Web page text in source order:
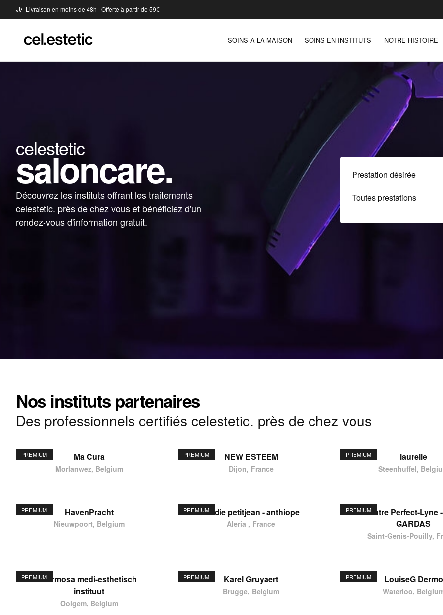
Livraison en moins de 48h | Offerte à partir de 59€
SOINS A LA MAISON SOINS EN INSTITUTS NOTRE HISTOIRE
celestetic
saloncare.
Découvrez les instituts offrant les traitements
celestetic. près de chez vous et bénéficiez d'un
rendez-vous d'information gratuit.
Prestation désirée
Nos instituts partenaires
Des professionnels certifiés celestetic. près de chez vous
PREMIUM Ma Cura
Morlanwez, Belgium
PREMIUM NEW ESTEEM
Dijon, France
PREMIUM laurelle
Steenhuffel,
PREMIUM HavenPracht
Nieuwpoort, Belgium
PREMIUMelodie petitjean - anthiope
Aleria , France
PREMIUMCentre Perfect-Lyne
GARDAS
Saint-Genis-Pouilly,
PREMIUMHermosa medi-esthetisch
instituut
Ooigem, Belgium
PREMIUM Karel Gruyaert
Brugge, Belgium
PREMIUM LouiseG Dermo
Waterloo,